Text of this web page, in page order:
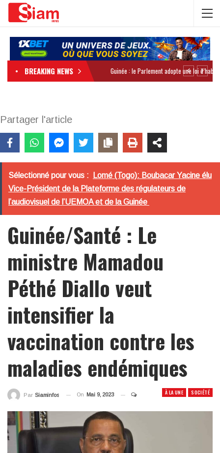
BREAKING NEWS
Partager l'article
Sélectionné pour vous :
Lomé (Togo): Boubacar Yacine élu
Vice-Président de la Plateforme des régulateurs de
l’audiovisuel de l’UEMOA et de la Guinée
Guinée/Santé : Le
ministre Mamadou
Péthé Diallo veut
intensifier la
vaccination contre les
maladies endémiques
À LA UNE SOCIÉTÉ
Par Siaminfos On Mai 9, 2023